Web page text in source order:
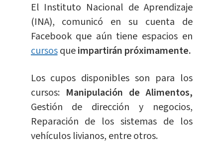
El Instituto Nacional de Aprendizaje
(INA), comunicó en su cuenta de
Facebook que aún tiene espacios en
cursosqueimpartirán próximamente.
Los cupos disponibles son para los
cursos: Manipulación de Alimentos,
Gestión de dirección y negocios,
Reparación de los sistemas de los
vehículos livianos, entre otros.